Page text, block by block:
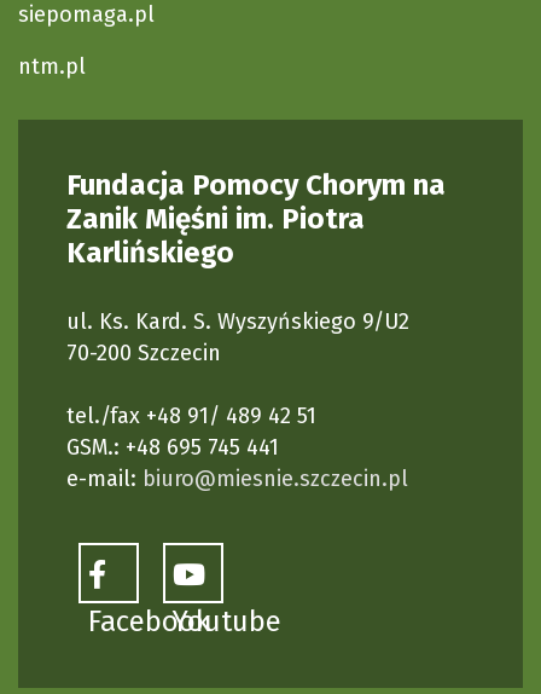
siepomaga.pl
ntm.pl
Fundacja Pomocy Chorym na
Zanik Mięśni im. Piotra
Karlińskiego
ul. Ks. Kard. S. Wyszyńskiego 9/U2
70-200 Szczecin
tel./fax +48 91/ 489 42 51
GSM.: +48 695 745 441
e-mail: biuro@miesnie.szczecin.pl
FacebookYoutube